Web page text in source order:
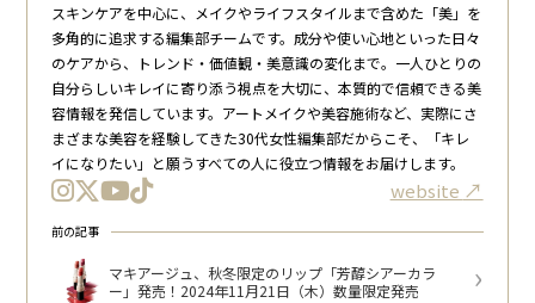
スキンケアを中心に、メイクやライフスタイルまで含めた「美」を
多角的に追求する編集部チームです。成分や使い心地といった日々
のケアから、トレンド・価値観・美意識の変化まで。一人ひとりの
自分らしいキレイに寄り添う視点を大切に、本質的で信頼できる美
容情報を発信しています。アートメイクや美容施術など、実際にさ
まざまな美容を経験してきた30代女性編集部だからこそ、「キレ
イになりたい」と願うすべての人に役立つ情報をお届けします。
website
前の記事
マキアージュ、秋冬限定のリップ「芳醇シアーカラ
ー」発売！2024年11月21日（木）数量限定発売